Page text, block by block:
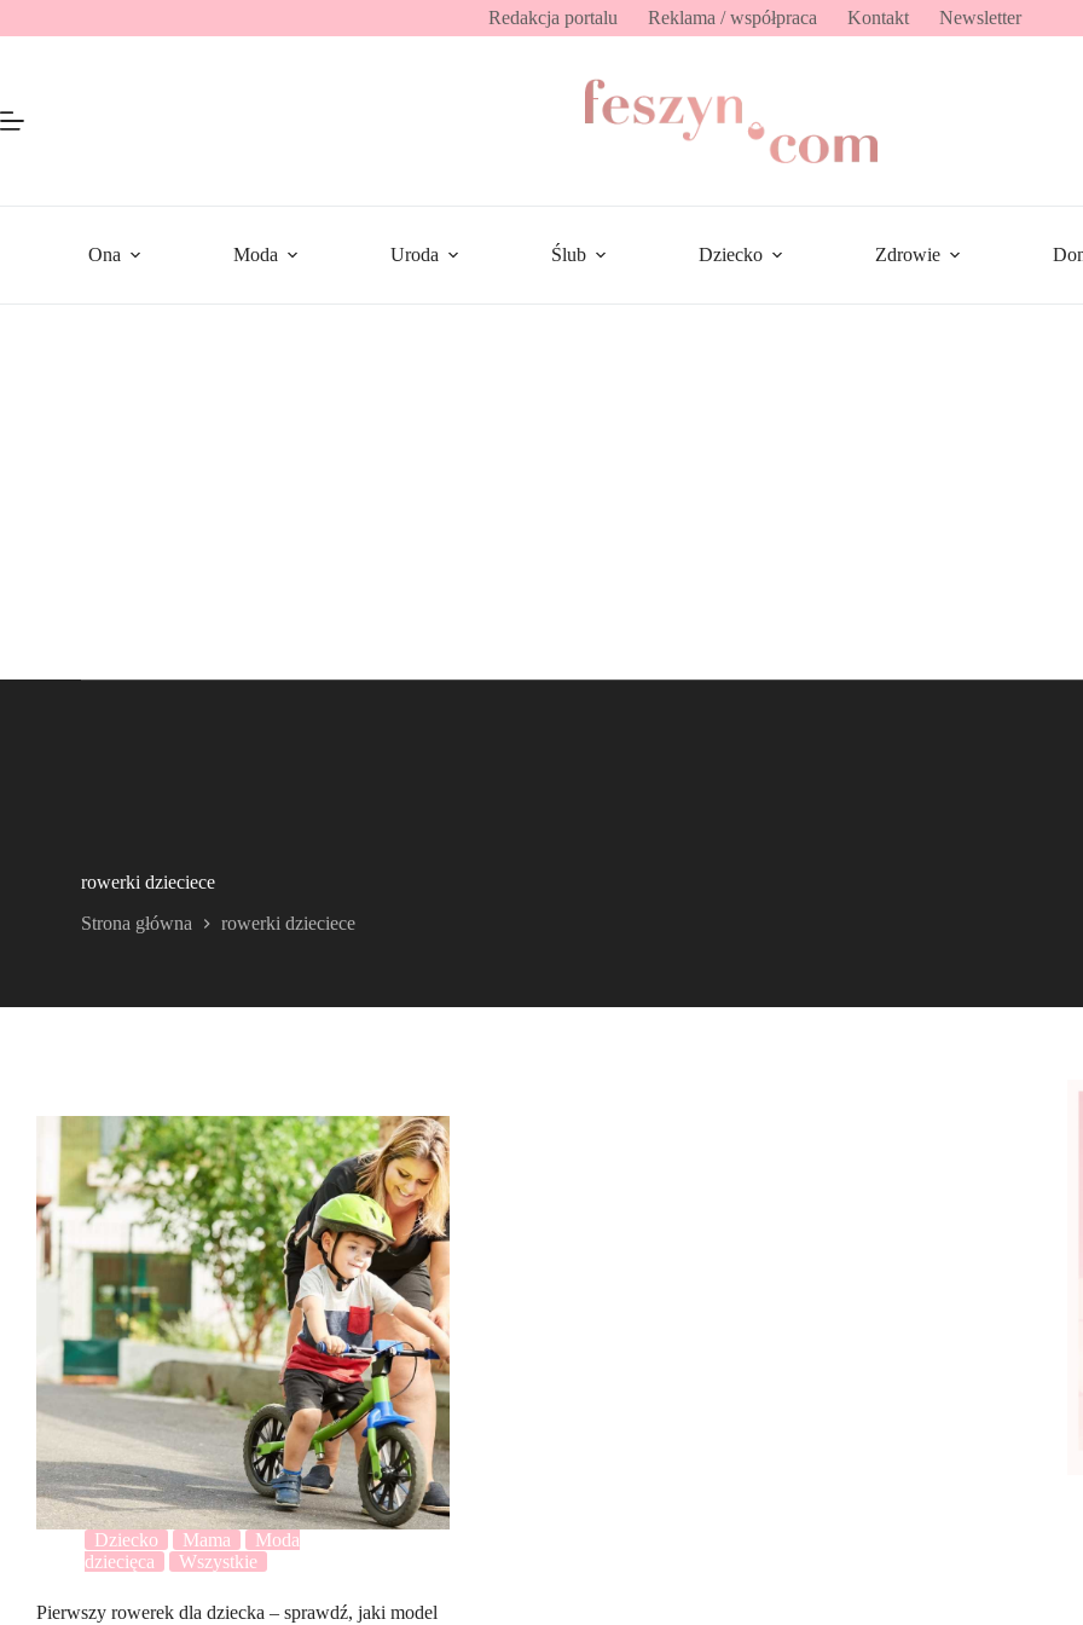
Redakcja portalu Reklama / współpraca Kontakt Newsletter
Ona Moda Uroda Ślub Dziecko Zdrowie
rowerki dzieciece
Strona główna rowerki dzieciece
Dziecko Mama
Moda
dziecięca
Wszystkie
Pierwszy rowerek dla dziecka – sprawdź, jaki model